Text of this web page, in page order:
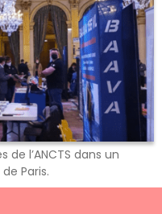
de l’ANCTS dans un
Paris.